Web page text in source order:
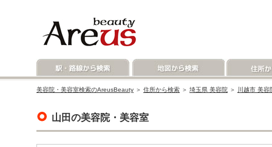
美容院・美容室検索のAreusBeauty ＞ 住所から検索 ＞ 埼玉県 美容院 ＞ 川越市 美容
山田の美容院・美容室